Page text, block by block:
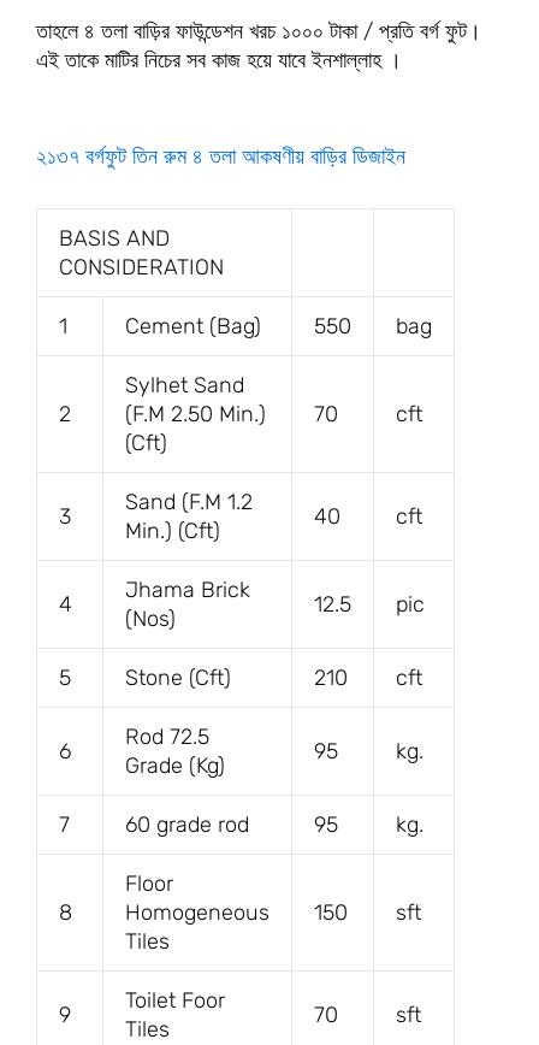
তাহলে ৪ তলা বাড়ির ফাউন্ডেশন খরচ ১০০০ টাকা / প্রতি বর্গ ফুট।
এই তাকে মাটির নিচের সব কাজ হয়ে যাবে ইনশাল্লাহ ।
২১৩৭ বর্গফুট তিন রুম ৪ তলা আকষণীয় বাড়ির ডিজাইন
BASIS AND
CONSIDERATION
1 Cement (Bag) 550 bag
2
Sylhet Sand
(F.M 2.50 Min.)
(Cft)
70 cft
3
Sand (F.M 1.2
Min.) (Cft)
40 cft
4
Jhama Brick
(Nos)
12.5 pic
5 Stone (Cft) 210 cft
6
Rod 72.5
Grade (Kg)
95 kg.
7 60 grade rod 95 kg.
8
Floor
Homogeneous
Tiles
150 sft
9
Toilet Foor
Tiles
70 sft